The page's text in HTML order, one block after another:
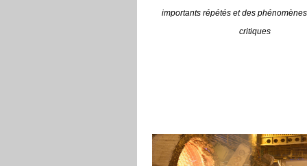
importants répétés et des
critiques